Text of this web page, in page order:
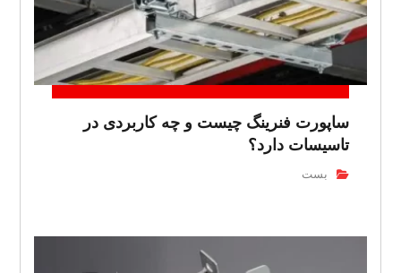
ساپورت فنرینگ چیست و چه کاربردی در
تاسیسات دارد؟
بست